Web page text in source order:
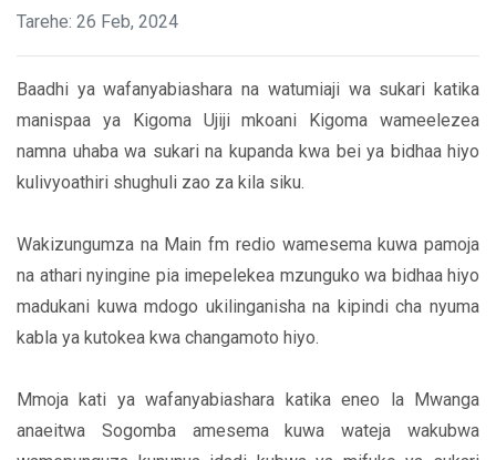
Tarehe: 26 Feb, 2024
Baadhi ya wafanyabiashara na watumiaji wa sukari katika
manispaa ya Kigoma Ujiji mkoani Kigoma wameelezea
namna uhaba wa sukari na kupanda kwa bei ya bidhaa hiyo
kulivyoathiri shughuli zao za kila siku.
Wakizungumza na Main fm redio wamesema kuwa pamoja
na athari nyingine pia imepelekea mzunguko wa bidhaa hiyo
madukani kuwa mdogo ukilinganisha na kipindi cha nyuma
kabla ya kutokea kwa changamoto hiyo.
Mmoja kati ya wafanyabiashara katika eneo la Mwanga
anaeitwa Sogomba amesema kuwa wateja wakubwa